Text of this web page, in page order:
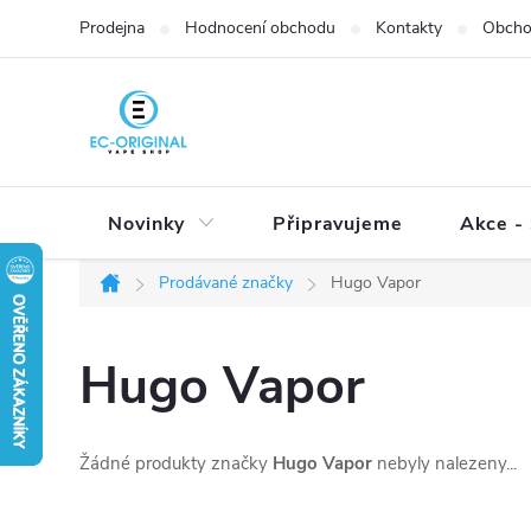
Prodejna Hodnocení obchodu Kontakty
Novinky Připravujeme Akce -
Domů
Prodávané značky Hugo Vapor
Hugo Vapor
Žádné produkty značky Hugo Vapor nebyly nalezeny...